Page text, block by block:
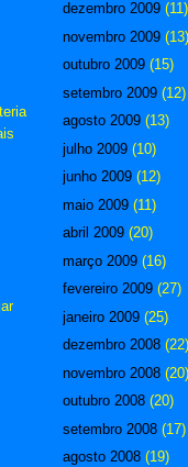
dezembro 2009 (11)
novembro 2009 (13)
outubro 2009 (15)
setembro 2009 (12)
agosto 2009 (13)
julho 2009 (10)
junho 2009 (12)
maio 2009 (11)
abril 2009 (20)
março 2009 (16)
fevereiro 2009 (27)
janeiro 2009 (25)
dezembro 2008 (22)
novembro 2008 (20)
outubro 2008 (20)
setembro 2008 (17)
agosto 2008 (19)